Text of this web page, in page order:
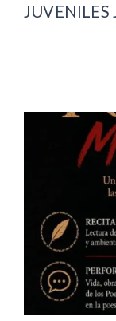
JUVENILES